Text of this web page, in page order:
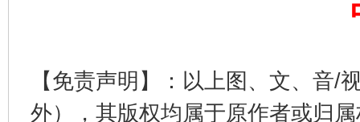
【免责声明】：以上图、文、音/
外），其版权均属于原作者或归